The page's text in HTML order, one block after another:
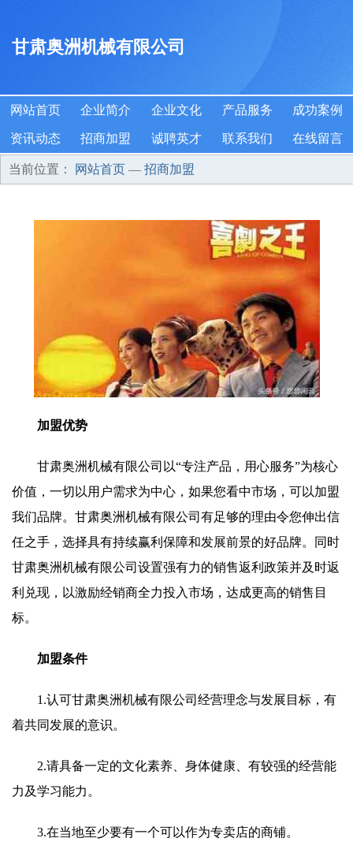
甘肃奥洲机械有限公司
网站首页 企业简介 企业文化 产品服务 成功案例
资讯动态 招商加盟 诚聘英才 联系我们 在线留言
当前位置： 网站首页 — 招商加盟
加盟优势
甘肃奥洲机械有限公司以“专注产品，用心服务”为核心
价值，一切以用户需求为中心，如果您看中市场，可以加盟
我们品牌。甘肃奥洲机械有限公司有足够的理由令您伸出信
任之手，选择具有持续赢利保障和发展前景的好品牌。同时
甘肃奥洲机械有限公司设置强有力的销售返利政策并及时返
利兑现，以激励经销商全力投入市场，达成更高的销售目
标。
加盟条件
1.认可甘肃奥洲机械有限公司经营理念与发展目标，有
着共同发展的意识。
2.请具备一定的文化素养、身体健康、有较强的经营能
力及学习能力。
3.在当地至少要有一个可以作为专卖店的商铺。